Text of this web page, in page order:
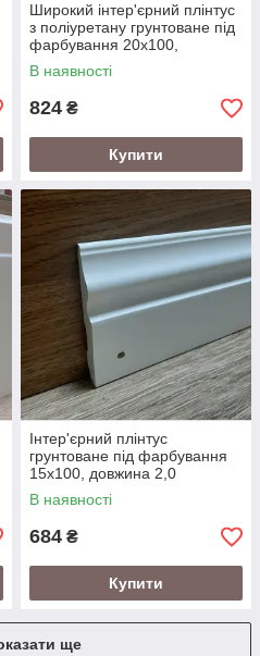
Широкий інтер'єрний плінтус
з поліуретану грунтоване під
фарбування 20х100,
довжина 2,0
В наявності
824 ₴
Купити
Інтер'єрний плінтус
грунтоване під фарбування
15х100, довжина 2,0
В наявності
684 ₴
Купити
ще